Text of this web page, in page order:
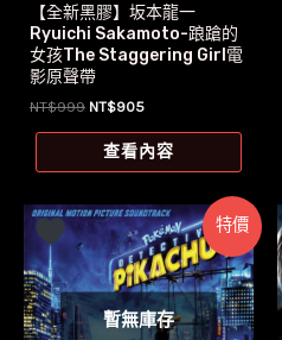
【全新黑膠】坂本龍一
Ryuichi Sakamoto-踉蹌的
女孩The Staggering Girl電
影原聲帶
NT$999 原
格：
NT$905目
價
格：
查看內容
特價
暫無庫存